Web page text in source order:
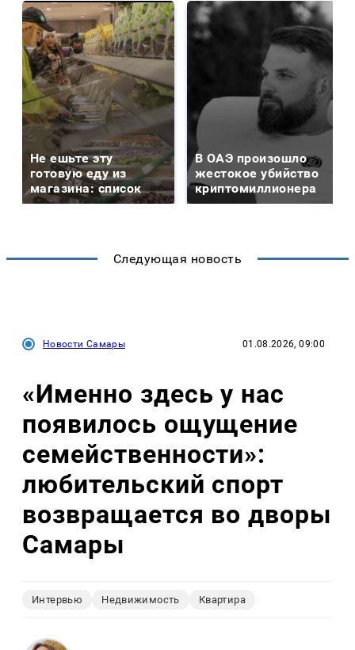
Не ешьте эту
готовую еду из
магазина: список
В ОАЭ произошло
жестокое убийство
криптомиллионера
Следующая новость
Новости Самары 01.08.2026, 09:00
«Именно здесь у нас
появилось ощущение
семейственности»:
любительский спорт
возвращается во дворы
Самары
Интервью Недвижимость Квартира